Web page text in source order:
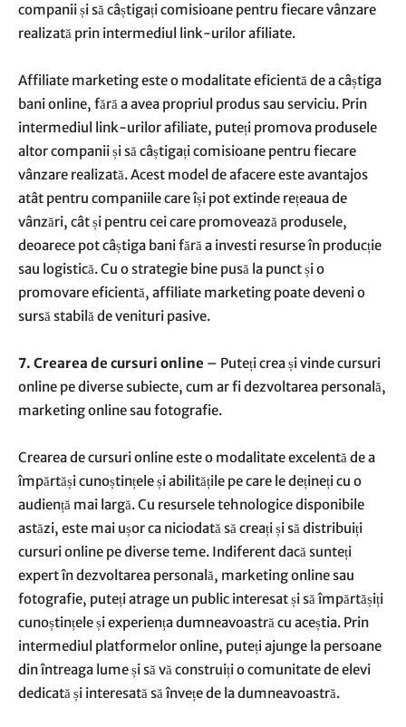
companii și să câștigați comisioane pentru fiecare vânzare
realizată prin intermediul link-urilor afiliate.
Affiliate marketing este o modalitate eficientă de a câștiga
bani online, fără a avea propriul produs sau serviciu. Prin
intermediul link-urilor afiliate, puteți promova produsele
altor companii și să câștigați comisioane pentru fiecare
vânzare realizată. Acest model de afacere este avantajos
atât pentru companiile care își pot extinde rețeaua de
vânzări, cât și pentru cei care promovează produsele,
deoarece pot câștiga bani fără a investi resurse în producție
sau logistică. Cu o strategie bine pusă la punct și o
promovare eficientă, affiliate marketing poate deveni o
sursă stabilă de venituri pasive.
7. Crearea de cursuri online – Puteți crea și vinde cursuri
online pe diverse subiecte, cum ar fi dezvoltarea personală,
marketing online sau fotografie.
Crearea de cursuri online este o modalitate excelentă de a
împărtăși cunoștințele și abilitățile pe care le dețineți cu o
audiență mai largă. Cu resursele tehnologice disponibile
astăzi, este mai ușor ca niciodată să creați și să distribuiți
cursuri online pe diverse teme. Indiferent dacă sunteți
expert în dezvoltarea personală, marketing online sau
fotografie, puteți atrage un public interesat și să împărtășiți
cunoștințele și experiența dumneavoastră cu aceștia. Prin
intermediul platformelor online, puteți ajunge la persoane
din întreaga lume și să vă construiți o comunitate de elevi
dedicată și interesată să învețe de la dumneavoastră.